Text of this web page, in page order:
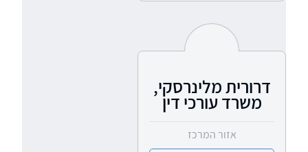
דרורית מלינרסקי,
משרד עורכי דין
אזור המרכז